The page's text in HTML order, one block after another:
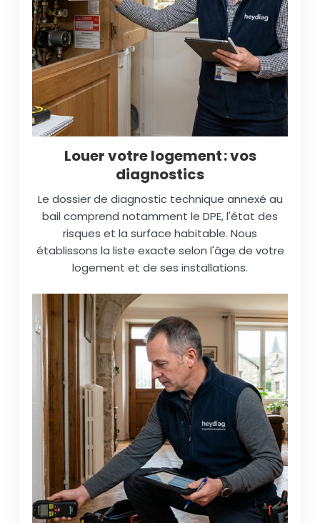
Louer votre logement : vos
diagnostics
Le dossier de diagnostic technique annexé au
bail comprend notamment le DPE, l'état des
risques et la surface habitable. Nous
établissons la liste exacte selon l'âge de votre
logement et de ses installations.